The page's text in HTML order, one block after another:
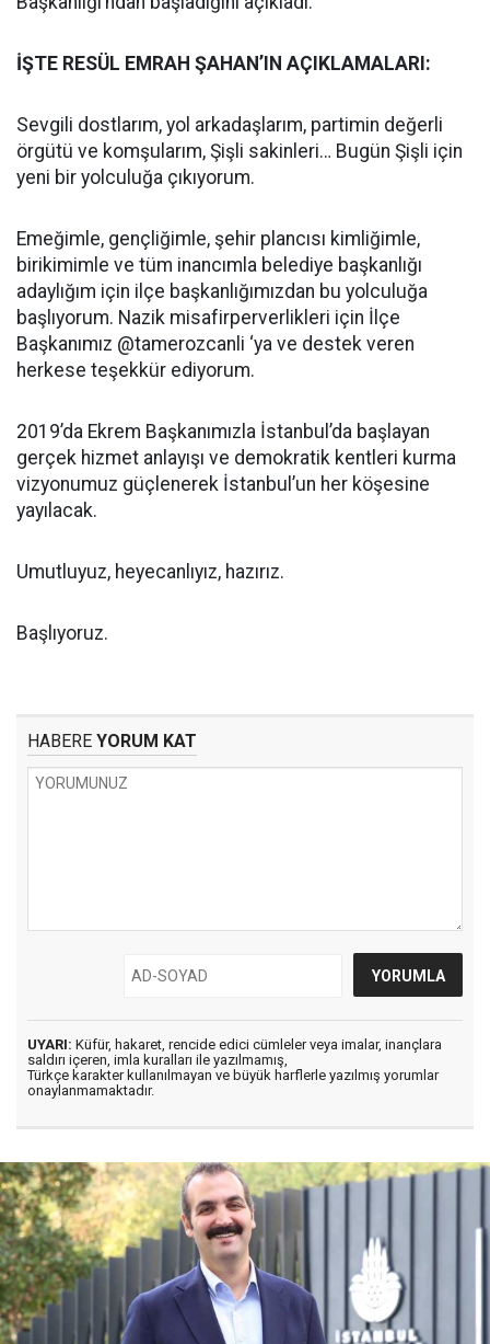
İŞTE RESÜL EMRAH ŞAHAN’IN AÇIKLAMALARI:
Sevgili dostlarım, yol arkadaşlarım, partimin değerli
örgütü ve komşularım, Şişli sakinleri… Bugün Şişli için
yeni bir yolculuğa çıkıyorum.
Emeğimle, gençliğimle, şehir plancısı kimliğimle,
birikimimle ve tüm inancımla belediye başkanlığı
adaylığım için ilçe başkanlığımızdan bu yolculuğa
başlıyorum. Nazik misafirperverlikleri için İlçe
Başkanımız @tamerozcanli ‘ya ve destek veren
herkese teşekkür ediyorum.
2019’da Ekrem Başkanımızla İstanbul’da başlayan
gerçek hizmet anlayışı ve demokratik kentleri kurma
vizyonumuz güçlenerek İstanbul’un her köşesine
yayılacak.
Umutluyuz, heyecanlıyız, hazırız.
Başlıyoruz.
HABERE YORUM KAT
UYARI: Küfür, hakaret, rencide edici cümleler veya imalar, inançlara
saldırı içeren, imla kuralları ile yazılmamış,
Türkçe karakter kullanılmayan ve büyük harflerle yazılmış yorumlar
onaylanmamaktadır.